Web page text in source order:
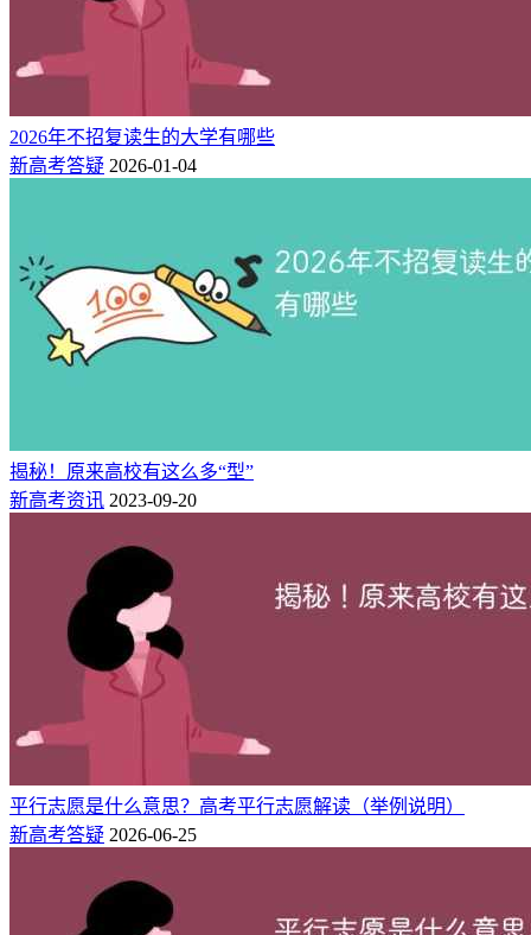
想读【师范】特色高校，怎么选？
2024教育部直属6所师范大学排名榜（一览表）
2026年不招复读生的大学有哪些
新高考答疑 2026-01-04
揭秘！原来高校有这么多“型”
新高考资讯 2023-09-20
平行志愿是什么意思？高考平行志愿解读（举例说明）
新高考答疑 2026-06-25